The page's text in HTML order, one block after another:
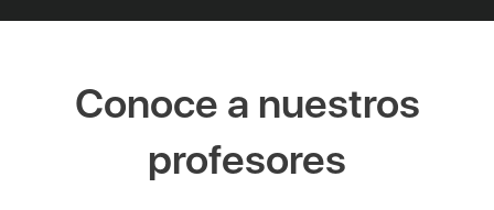
Conoce a nuestros
profesores